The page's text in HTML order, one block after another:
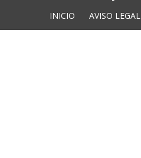
INICIO AVISO LEGAL